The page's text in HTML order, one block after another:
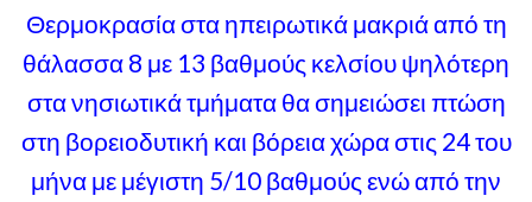
Θερμοκρασία στα ηπειρωτικά μακριά από τη
θάλασσα 8 με 13 βαθμούς κελσίου ψηλότερη
στα νησιωτικά τμήματα θα σημειώσει πτώση
στη βορειοδυτική και βόρεια χώρα στις 24 του
μήνα με μέγιστη 5/10 βαθμούς ενώ από την